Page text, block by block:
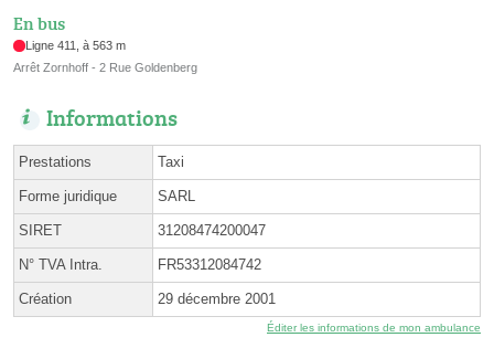
En bus
Ligne 411, à 563 m
Arrêt Zornhoff - 2 Rue Goldenberg
Informations
Prestations Taxi
Forme juridique SARL
SIRET 31208474200047
N° TVA Intra. FR53312084742
Création 29 décembre 2001
Éditer les informations de mon ambulance